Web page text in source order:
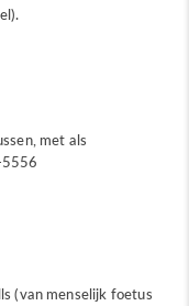
met als
5556
(van menselijk foetus